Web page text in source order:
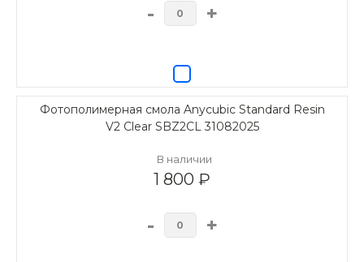
- +
Фотополимерная смола Anycubic Standard Resin
V2 Clear SBZ2CL 31082025
В наличии
1 800 ₽
- +